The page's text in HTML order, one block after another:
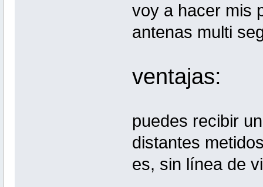
voy a hacer mis
antenas multi
ventajas:
puedes recibir
distantes
es, sin línea de